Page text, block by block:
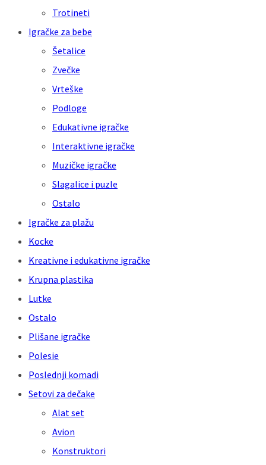
Trotineti
Igračke za bebe
Šetalice
Zvečke
Vrteške
Podloge
Edukativne igračke
Interaktivne igračke
Muzičke igračke
Slagalice i puzle
Ostalo
Igračke za plažu
Kocke
Kreativne i edukativne igračke
Krupna plastika
Lutke
Ostalo
Plišane igračke
Polesie
Poslednji komadi
Setovi za dečake
Alat set
Avion
Konstruktori